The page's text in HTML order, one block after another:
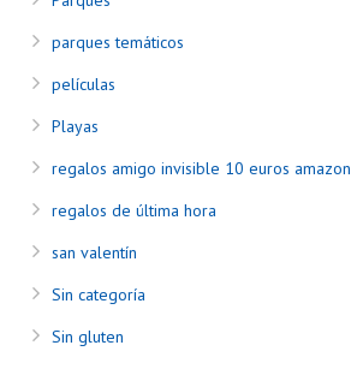
parques temáticos
películas
Playas
regalos amigo invisible 10 euros amazon
regalos de última hora
san valentín
Sin categoría
Sin gluten